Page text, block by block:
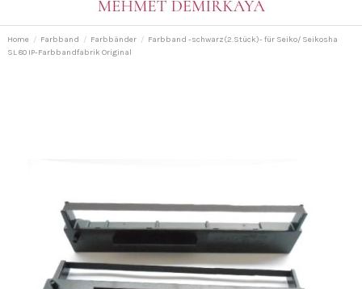
Home Farbband Farbbänder
Farbband -schwarz(2.Stück)- für Seiko/ Seikosha
SL 80 IP-Farbbandfabrik Original